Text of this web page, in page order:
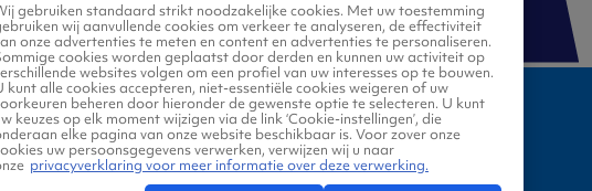
gebruiken standaard strikt noodzakelijke cookies. Met uw toestemming
wij aanvullende cookies om verkeer te analyseren, de effectiviteit
onze advertenties te meten en content en advertenties te personaliseren.
cookies worden geplaatst door derden en kunnen uw activiteit op
websites volgen om een profiel van uw interesses op te bouwen.
kunt alle cookies accepteren, niet-essentiële cookies weigeren of uw
beheren door hieronder de gewenste optie te selecteren. U kunt
keuzes op elk moment wijzigen via de link ‘Cookie-instellingen’, die
elke pagina van onze website beschikbaar is. Voor zover onze
uw persoonsgegevens verwerken, verwijzen wij u naar
privacyverklaring voor meer informatie over deze verwerking.